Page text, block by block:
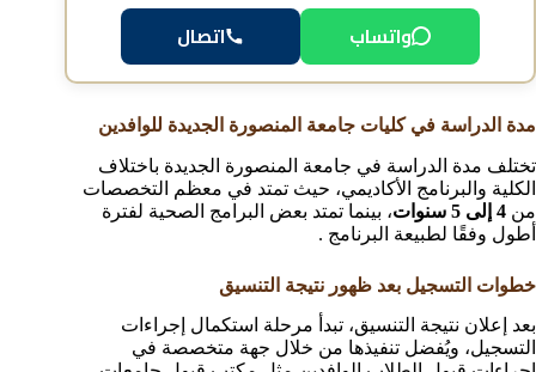
واتساب اتصال
مدة الدراسة في كليات جامعة المنصورة الجديدة للوافدين
تختلف مدة الدراسة في جامعة المنصورة الجديدة باختلاف
الكلية والبرنامج الأكاديمي، حيث تمتد في معظم التخصصات
من 4 إلى 5 سنوات
، بينما تمتد بعض البرامج الصحية لفترة
أطول وفقًا لطبيعة البرنامج .
خطوات التسجيل بعد ظهور نتيجة التنسيق
بعد إعلان نتيجة التنسيق، تبدأ مرحلة استكمال إجراءات
التسجيل، ويُفضل تنفيذها من خلال جهة متخصصة في